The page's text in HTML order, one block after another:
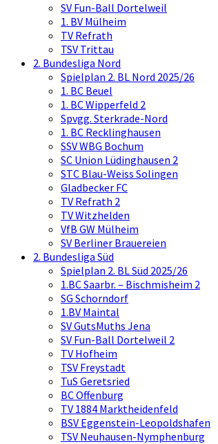
SV Fun-Ball Dortelweil
1. BV Mülheim
TV Refrath
TSV Trittau
2. Bundesliga Nord
Spielplan 2. BL Nord 2025/26
1. BC Beuel
1. BC Wipperfeld 2
Spvgg. Sterkrade-Nord
1. BC Recklinghausen
SSV WBG Bochum
SC Union Lüdinghausen 2
STC Blau-Weiss Solingen
Gladbecker FC
TV Refrath 2
TV Witzhelden
VfB GW Mülheim
SV Berliner Brauereien
2. Bundesliga Süd
Spielplan 2. BL Süd 2025/26
1.BC Saarbr. – Bischmisheim 2
SG Schorndorf
1.BV Maintal
SV GutsMuths Jena
SV Fun-Ball Dortelweil 2
TV Hofheim
TSV Freystadt
TuS Geretsried
BC Offenburg
TV 1884 Marktheidenfeld
BSV Eggenstein-Leopoldshafen
TSV Neuhausen-Nymphenburg